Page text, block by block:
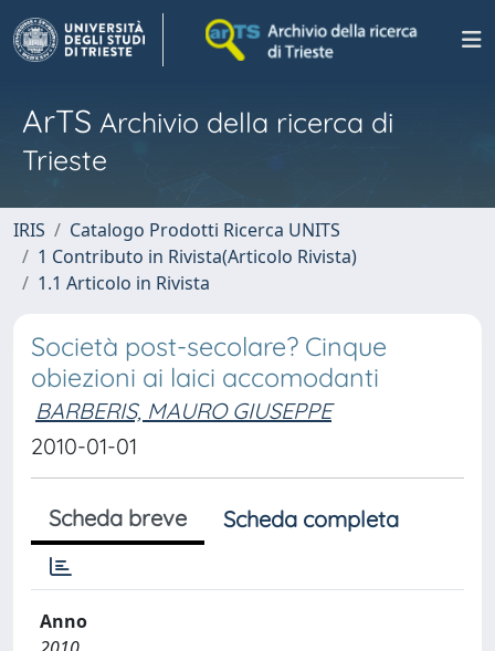
ArTS Archivio della ricerca di
Trieste
IRIS
Catalogo Prodotti Ricerca UNITS
1 Contributo in Rivista(Articolo Rivista)
1.1 Articolo in Rivista
Società post-secolare? Cinque
obiezioni ai laici accomodanti
BARBERIS, MAURO GIUSEPPE
2010-01-01
Scheda breve Scheda completa
Anno